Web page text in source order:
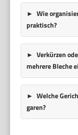
Wie
praktisch?
Verkürzen
mehrere Bleche
Welche
garen?